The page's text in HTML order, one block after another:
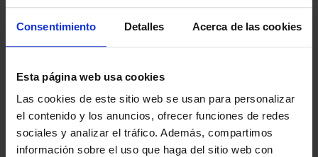
Consentimiento Detalles Acerca de las cookies
Esta página web usa cookies
Las cookies de este sitio web se usan para personalizar
el contenido y los anuncios, ofrecer funciones de redes
sociales y analizar el tráfico. Además, compartimos
información sobre el uso que haga del sitio web con
· Lui 2: 18 cm de ø / 190 g.
· Lui 3: 24 cm de ø / 230 g.
¿POR QUÉ ELEGIRNOS?
Desde 1988
Innovando contigo